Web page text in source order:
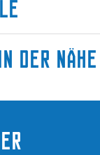
der Nähe